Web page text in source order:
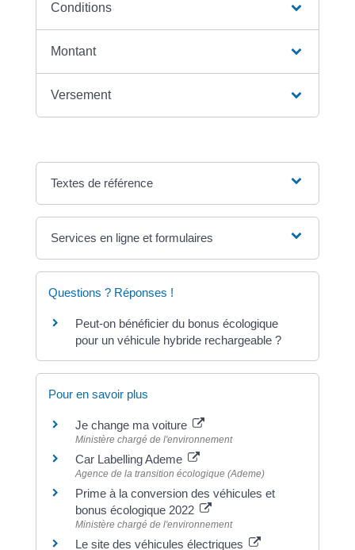
Conditions
Montant
Versement
Textes de référence
Services en ligne et formulaires
Questions ? Réponses !
Peut-on bénéficier du bonus écologique
pour un véhicule hybride rechargeable ?
Pour en savoir plus
Je change ma voiture
Ministère chargé de l'environnement
Car Labelling Ademe
Agence de la transition écologique (Ademe)
Prime à la conversion des véhicules et
bonus écologique 2022
Ministère chargé de l'environnement
Le site des véhicules électriques